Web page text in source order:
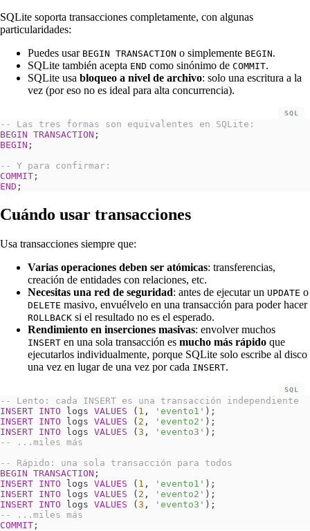
SQLite soporta transacciones completamente, con algunas
particularidades:
Puedes usar BEGIN TRANSACTION o simplemente BEGIN.
SQLite también acepta END como sinónimo de COMMIT.
SQLite usa bloqueo a nivel de archivo: solo una escritura a la
vez (por eso no es ideal para alta concurrencia).
-- Las tres formas son equivalentes en SQLite:
BEGIN TRANSACTION ;
BEGIN ;
-- Y para confirmar:
COMMIT ;
END ;
SQL
Cuándo usar transacciones
Usa transacciones siempre que:
Varias operaciones deben ser atómicas: transferencias,
creación de entidades con relaciones, etc.
Necesitas una red de seguridad: antes de ejecutar un UPDATE o
DELETE masivo, envuélvelo en una transacción para poder hacer
ROLLBACK si el resultado no es el esperado.
Rendimiento en inserciones masivas: envolver muchos
INSERT en una sola transacción es mucho más rápido que
ejecutarlos individualmente, porque SQLite solo escribe al disco
una vez en lugar de una vez por cada INSERT.
-- Lento: cada INSERT es una transacción independiente
INSERT INTO logs VALUES ( 1 , 'evento1' );
INSERT INTO logs VALUES ( 2 , 'evento2' );
INSERT INTO logs VALUES (3 , 'evento3' );
-- ...miles más
-- Rápido: una sola transacción para todos
BEGIN TRANSACTION ;
INSERT INTO logs VALUES ( 1 , 'evento1' );
INSERT INTO logs VALUES ( 2 , 'evento2' );
INSERT INTO logs VALUES (3 , 'evento3' );
-- ...miles más
COMMIT ;
SQL